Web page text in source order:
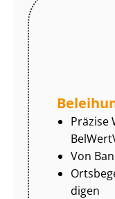
Präzise
Von
di­gen